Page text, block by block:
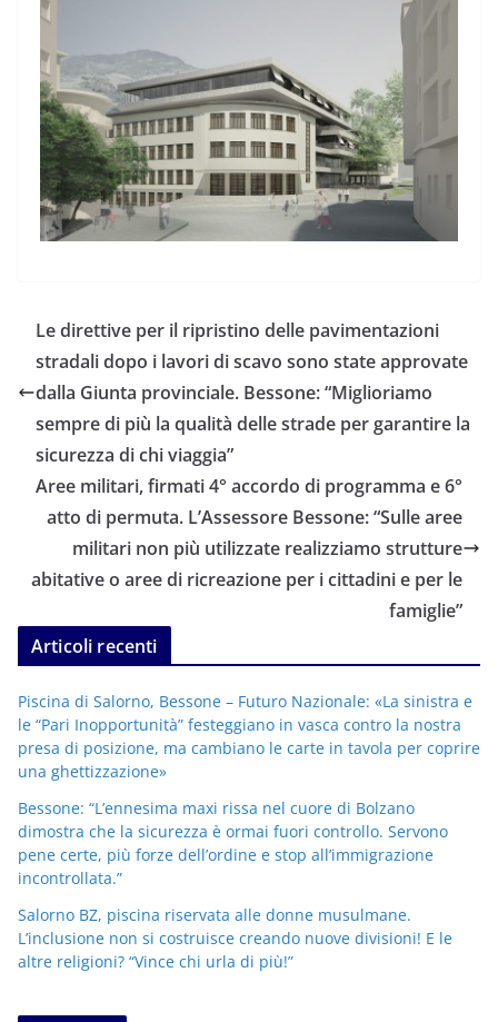
Le direttive per il ripristino delle pavimentazioni
stradali dopo i lavori di scavo sono state approvate
dalla Giunta provinciale. Bessone: “Miglioriamo
sempre di più la qualità delle strade per garantire la
sicurezza di chi viaggia”
Aree militari, firmati 4° accordo di programma e 6°
atto di permuta. L’Assessore Bessone: “Sulle aree
militari non più utilizzate realizziamo strutture
abitative o aree di ricreazione per i cittadini e per le
famiglie”
Articoli recenti
Piscina di Salorno, Bessone – Futuro Nazionale: «La sinistra e
le “Pari Inopportunità” festeggiano in vasca contro la nostra
presa di posizione, ma cambiano le carte in tavola per coprire
una ghettizzazione»
Bessone: “L’ennesima maxi rissa nel cuore di Bolzano
dimostra che la sicurezza è ormai fuori controllo. Servono
pene certe, più forze dell’ordine e stop all’immigrazione
incontrollata.”
Salorno BZ, piscina riservata alle donne musulmane.
L’inclusione non si costruisce creando nuove divisioni! E le
altre religioni? “Vince chi urla di più!”